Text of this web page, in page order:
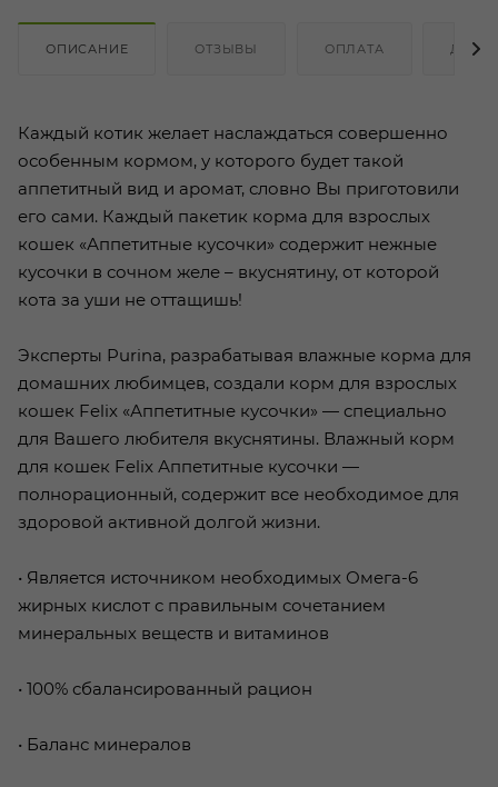
ОПИСАНИЕ ОТЗЫВЫ ОПЛАТА
Каждый котик желает наслаждаться совершенно
особенным кормом, у которого будет такой
аппетитный вид и аромат, словно Вы приготовили
его сами. Каждый пакетик корма для взрослых
кошек «Аппетитные кусочки» содержит нежные
кусочки в сочном желе – вкуснятину, от которой
кота за уши не оттащишь!
Эксперты Purina, разрабатывая влажные корма для
домашних любимцев, создали корм для взрослых
кошек Felix «Аппетитные кусочки» — специально
для Вашего любителя вкуснятины. Влажный корм
для кошек Felix Аппетитные кусочки —
полнорационный, содержит все необходимое для
здоровой активной долгой жизни.
• Является источником необходимых Омега-6
жирных кислот с правильным сочетанием
минеральных веществ и витаминов
• 100% сбалансированный рацион
• Баланс минералов